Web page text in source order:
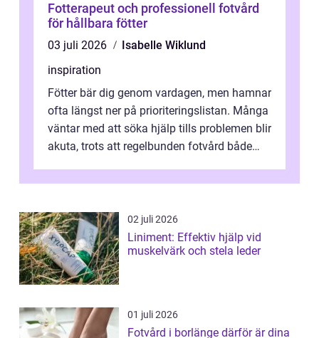
Fotterapeut och professionell fotvård
för hållbara fötter
03 juli 2026
Isabelle Wiklund
inspiration
Fötter bär dig genom vardagen, men hamnar
ofta längst ner på prioriteringslistan. Många
väntar med att söka hjälp tills problemen blir
akuta, trots att regelbunden fotvård både
02 juli 2026
Liniment: Effektiv hjälp vid
muskelvärk och stela leder
01 juli 2026
Fotvård i borlänge därför är dina